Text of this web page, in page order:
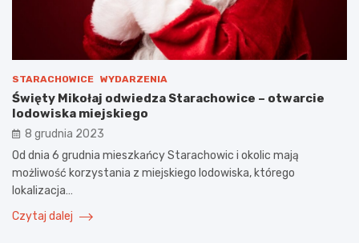
STARACHOWICE WYDARZENIA
Święty Mikołaj odwiedza Starachowice – otwarcie
lodowiska miejskiego
8 grudnia 2023
Od dnia 6 grudnia mieszkańcy Starachowic i okolic mają
możliwość korzystania z miejskiego lodowiska, którego
lokalizacja…
Czytaj dalej